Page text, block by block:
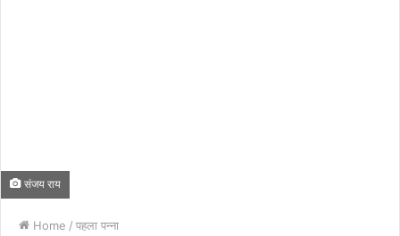
संजय राय
Home / पहला पन्ना